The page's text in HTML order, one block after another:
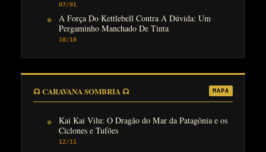
07/01
A Força Do Kettlebell Contra A Dúvida: Um
Pergaminho Manchado De Tinta
10/10
☊ CARAVANA SOMBRIA ☊ MAPA
Kai Kai Vilu: O Dragão do Mar da Patagônia e os
Ciclones e Tufões
12/11